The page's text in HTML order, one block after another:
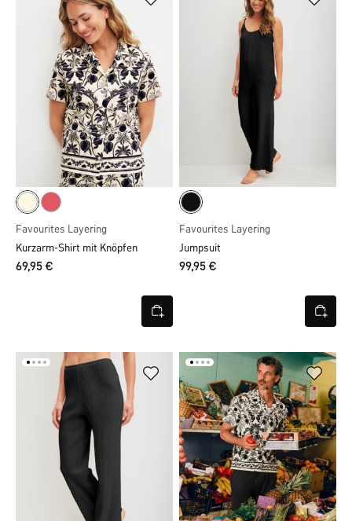
Favourites Layering
Kurzarm-Shirt mit Knöpfen
69,95 €
Favourites Layering
Jumpsuit
99,95 €